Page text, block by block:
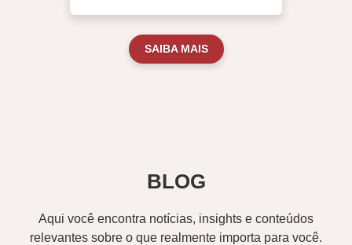
SAIBA MAIS
BLOG
Aqui você encontra notícias, insights e conteúdos
relevantes sobre o que realmente importa para você.